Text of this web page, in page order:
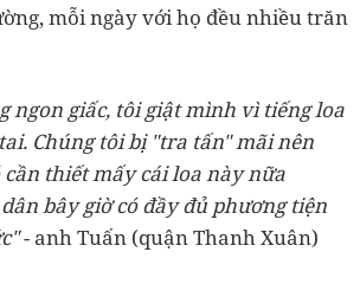
mỗi ngày với họ đều nhiều trăn
ngon giấc, tôi giật mình vì tiếng loa
Chúng tôi bị "tra tấn" mãi nên
thiết mấy cái loa này nữa
bây giờ có đầy đủ phương tiện
- anh Tuấn (quận Thanh Xuân)